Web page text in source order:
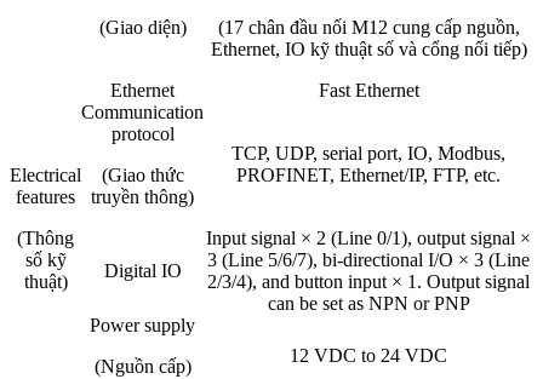
Electrical
features
(Thông
số kỹ
thuật)
(Giao diện)
(17 chân đầu nối M12 cung cấp nguồn,
Ethernet, IO kỹ thuật số và cổng nối tiếp)
Ethernet
Fast Ethernet
Communication
protocol
(Giao thức
truyền thông)
TCP, UDP, serial port, IO, Modbus,
PROFINET, Ethernet/IP, FTP, etc.
Digital IO
Input signal × 2 (Line 0/1), output signal ×
3 (Line 5/6/7), bi-directional I/O × 3 (Line
2/3/4), and button input × 1. Output signal
can be set as NPN or PNP
Power supply
(Nguồn cấp)
12 VDC to 24 VDC